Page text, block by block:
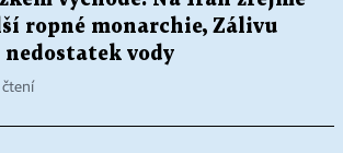
ropné monarchie, Zálivu
vody
čtení